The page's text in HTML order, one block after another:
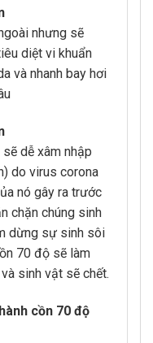
nhưng sẽ
diệt vi khuẩn
và nhanh bay hơi
dễ xâm nhập
do virus corona
nó gây ra trước
chặn chúng sinh
dừng sự sinh sôi
70 độ sẽ làm
sinh vật sẽ chết.
cồn 70 độ